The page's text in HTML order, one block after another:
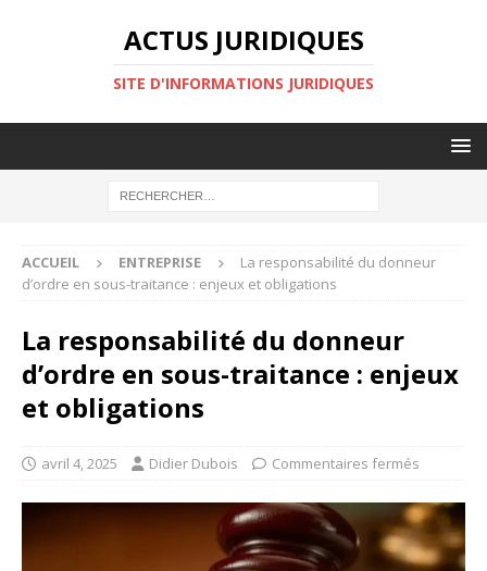
ACTUS JURIDIQUES
SITE D'INFORMATIONS JURIDIQUES
ACCUEIL ENTREPRISE
La responsabilité du donneur
d’ordre en sous-traitance : enjeux et obligations
La responsabilité du donneur
d’ordre en sous-traitance : enjeux
et obligations
avril 4, 2025 Didier Dubois Commentaires fermés